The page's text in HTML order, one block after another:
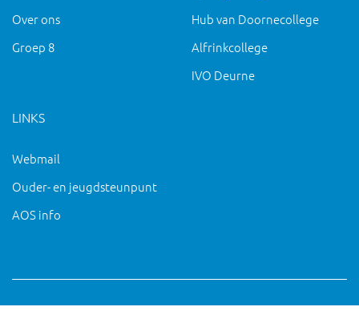
Over ons
Groep 8
Hub van Doornecollege
Alfrinkcollege
IVO Deurne
LINKS
Webmail
Ouder- en jeugdsteunpunt
AOS info